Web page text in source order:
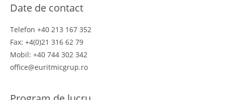
Date de contact
Telefon +40 213 167 352
Fax: +4(0)21 316 62 79
Mobil: +40 744 302 342
office@euritmicgrup.ro